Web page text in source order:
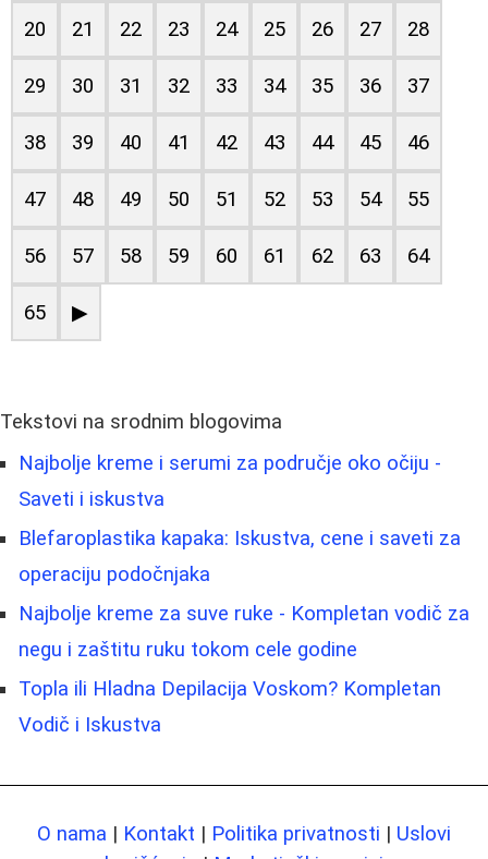
20 21 22 23 24 25 26 27 28
29 30 31 32 33 34 35 36 37
38 39 40 41 42 43 44 45 46
47 48 49 50 51 52 53 54 55
56 57 58 59 60 61 62 63 64
65 ▶
Tekstovi na srodnim blogovima
Najbolje kreme i serumi za područje oko očiju -
Saveti i iskustva
Blefaroplastika kapaka: Iskustva, cene i saveti za
operaciju podočnjaka
Najbolje kreme za suve ruke - Kompletan vodič za
negu i zaštitu ruku tokom cele godine
Topla ili Hladna Depilacija Voskom? Kompletan
Vodič i Iskustva
O nama | Kontakt | Politika privatnosti | Uslovi